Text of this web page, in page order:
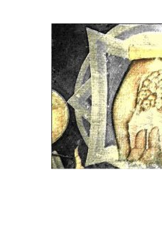
ΠΑΛΑΙΑ ΣΥΝΟΔΟΙΠΟΡΙΑ
ΕΠΙΚΟΙΝΩΝΙΑ
SEARCH